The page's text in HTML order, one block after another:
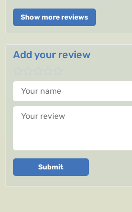
Show more reviews
Add your review
Your name
Your review
Submit